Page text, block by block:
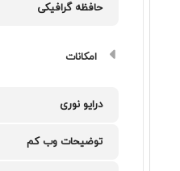
حافظه گرافیکی
امکانات
درایو نوری
توضیحات وب کم